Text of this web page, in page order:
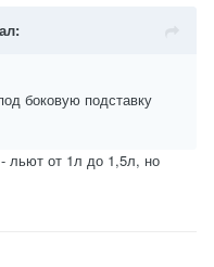
боковую подставку
льют от 1л до 1,5л, но